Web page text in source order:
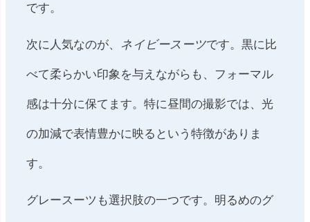
です。
次に人気なのが、 ネイビースーツです。黒に比
べて柔らかい印象を与えながらも、フォーマル
感は十分に保てます。特に昼間の撮影では、光
の加減で表情豊かに映るという特徴がありま
す。
グレースーツも選択肢の一つです。明るめのグ